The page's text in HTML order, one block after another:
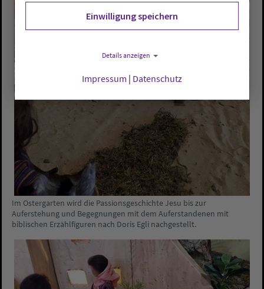
Im Ostergarten wird die Passionsgeschichte Jesu bis zur
Auferstehung und Begegnungen mit dem Auferstandenen mit
biblischen Erzählfiguren nach Doris Egli nachgestellt.
Einwilligung speichern
Details anzeigen
Impressum | Datenschutz